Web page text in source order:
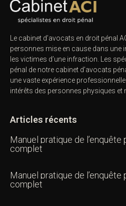
Le cabinet d’avocats en droit pénal
personnes mise en cause dans une
les victimes d’une infraction. Les
pénal de notre cabinet d’avocats
une vaste expérience
intérêts des personnes physiques et
Articles récents
Manuel pratique de l’enquête
complet
Manuel pratique de l’enquête
complet